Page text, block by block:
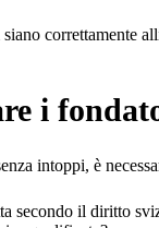
correttamente
i
intoppi, è
secondo il diritto